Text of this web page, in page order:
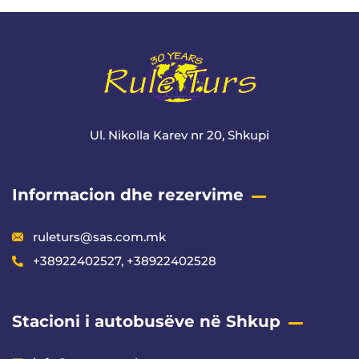
Ul. Nikolla Karev nr 20, Shkupi
Informacion dhe rezervime
ruleturs@sas.com.mk
+38922402527, +38922402528
Stacioni i autobusëve në Shkup